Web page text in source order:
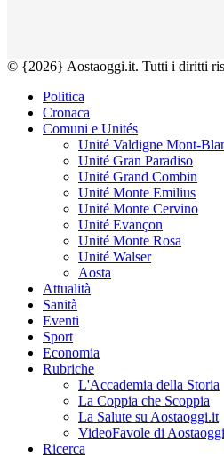
© {2026} Aostaoggi.it. Tutti i diritti
Politica
Cronaca
Comuni e Unités
Unité Valdigne Mont-
Unité Gran Paradiso
Unité Grand Combin
Unité Monte Emilius
Unité Monte Cervino
Unité Evançon
Unité Monte Rosa
Unité Walser
Aosta
Attualità
Sanità
Eventi
Sport
Economia
Rubriche
L'Accademia della Storia
La Coppia che Scoppia
La Salute su Aostaoggi.it
VideoFavole di
Ricerca